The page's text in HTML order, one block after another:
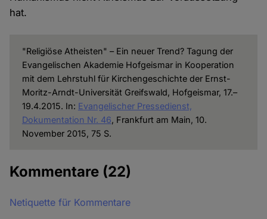
hat.
"Religiöse Atheisten" – Ein neuer Trend? Tagung der
Evangelischen Akademie Hofgeismar in Kooperation
mit dem Lehrstuhl für Kirchengeschichte der Ernst-
Moritz-Arndt-Universität Greifswald, Hofgeismar, 17.–
19.4.2015. In: Evangelischer Pressedienst,
Dokumentation Nr. 46, Frankfurt am Main, 10.
November 2015, 75 S.
Kommentare (22)
Netiquette für Kommentare